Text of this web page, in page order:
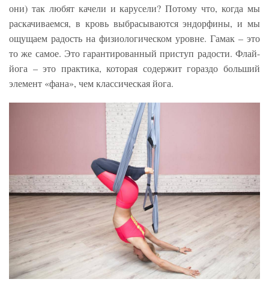
они) так любят качели и карусели? Потому что, когда мы
раскачиваемся, в кровь выбрасываются эндорфины, и мы
ощущаем радость на физиологическом уровне. Гамак – это
то же самое. Это гарантированный приступ радости. Флай-
йога – это практика, которая содержит гораздо больший
элемент «фана», чем классическая йога.